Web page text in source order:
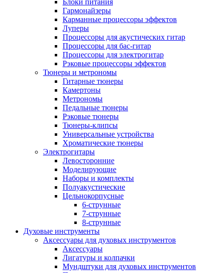
Блоки питания
Гармонайзеры
Карманные процессоры эффектов
Луперы
Процессоры для акустических гитар
Процессоры для бас-гитар
Процессоры для электрогитар
Рэковые процессоры эффектов
Тюнеры и метрономы
Гитарные тюнеры
Камертоны
Метрономы
Педальные тюнеры
Рэковые тюнеры
Тюнеры-клипсы
Универсальные устройства
Хроматические тюнеры
Электрогитары
Левосторонние
Моделирующие
Наборы и комплекты
Полуакустические
Цельнокорпусные
6-струнные
7-струнные
8-струнные
Духовые инструменты
Аксессуары для духовых инструментов
Аксессуары
Лигатуры и колпачки
Мундштуки для духовых инструментов